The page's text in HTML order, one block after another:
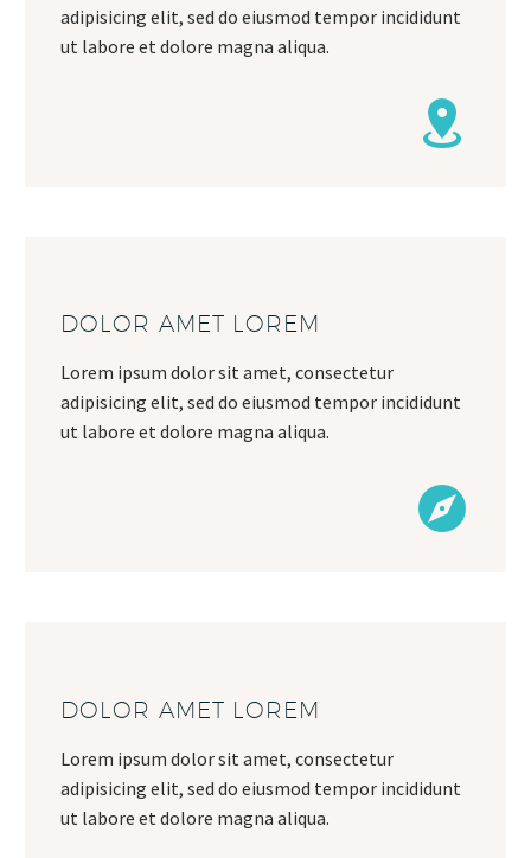
adipisicing elit, sed do eiusmod tempor incididunt
ut labore et dolore magna aliqua.
DOLOR AMET LOREM
Lorem ipsum dolor sit amet, consectetur
adipisicing elit, sed do eiusmod tempor incididunt
ut labore et dolore magna aliqua.
DOLOR AMET LOREM
Lorem ipsum dolor sit amet, consectetur
adipisicing elit, sed do eiusmod tempor incididunt
ut labore et dolore magna aliqua.